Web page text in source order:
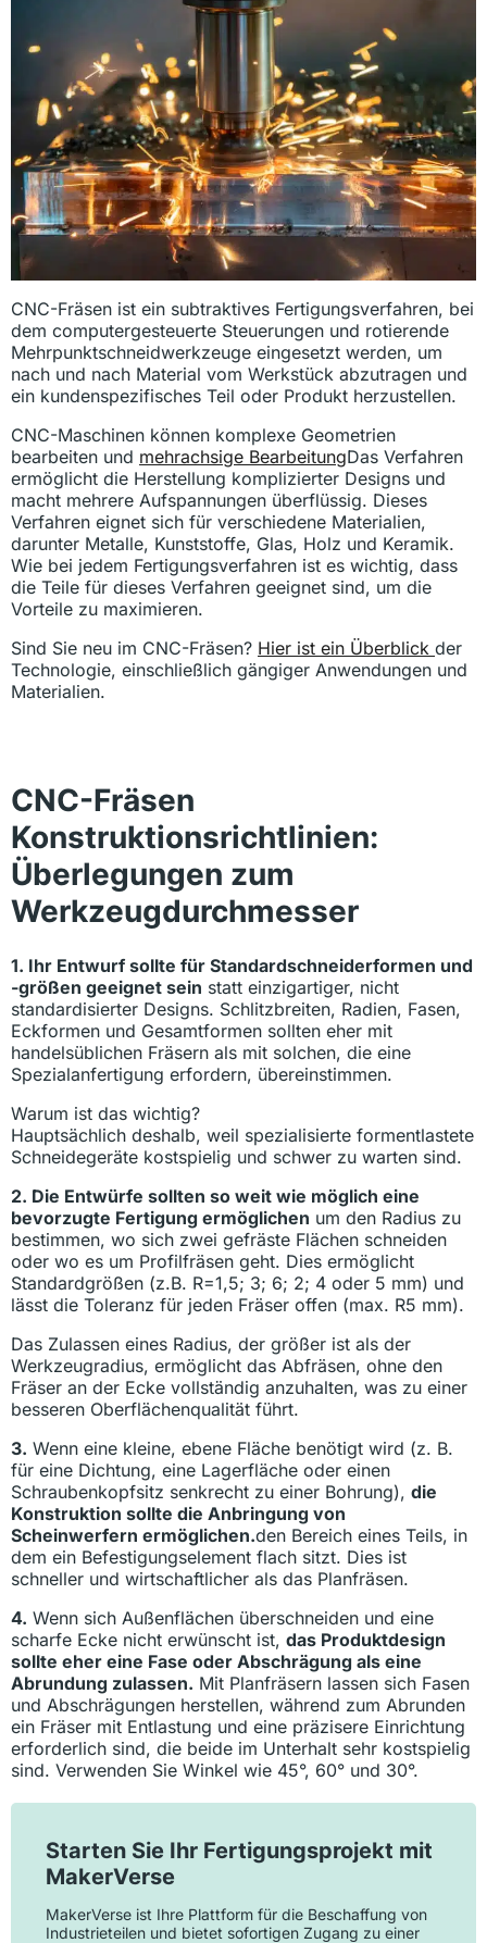
CNC-Fräsen ist ein subtraktives Fertigungsverfahren, bei
dem computergesteuerte Steuerungen und rotierende
Mehrpunktschneidwerkzeuge eingesetzt werden, um
nach und nach Material vom Werkstück abzutragen und
ein kundenspezifisches Teil oder Produkt herzustellen.
CNC-Maschinen können komplexe Geometrien
bearbeiten und mehrachsige BearbeitungDas Verfahren
ermöglicht die Herstellung komplizierter Designs und
macht mehrere Aufspannungen überflüssig. Dieses
Verfahren eignet sich für verschiedene Materialien,
darunter Metalle, Kunststoffe, Glas, Holz und Keramik.
Wie bei jedem Fertigungsverfahren ist es wichtig, dass
die Teile für dieses Verfahren geeignet sind, um die
Vorteile zu maximieren.
Sind Sie neu im CNC-Fräsen? Hier ist ein Überblick der
Technologie, einschließlich gängiger Anwendungen und
Materialien.
CNC-Fräsen
Konstruktionsrichtlinien:
Überlegungen zum
Werkzeugdurchmesser
1. Ihr Entwurf sollte für Standardschneiderformen und
-größen geeignet sein statt einzigartiger, nicht
standardisierter Designs. Schlitzbreiten, Radien, Fasen,
Eckformen und Gesamtformen sollten eher mit
handelsüblichen Fräsern als mit solchen, die eine
Spezialanfertigung erfordern, übereinstimmen.
Warum ist das wichtig?
Hauptsächlich deshalb, weil spezialisierte formentlastete
Schneidegeräte kostspielig und schwer zu warten sind.
2. Die Entwürfe sollten so weit wie möglich eine
bevorzugte Fertigung ermöglichen um den Radius zu
bestimmen, wo sich zwei gefräste Flächen schneiden
oder wo es um Profilfräsen geht. Dies ermöglicht
Standardgrößen (z.B. R=1,5; 3; 6; 2; 4 oder 5 mm) und
lässt die Toleranz für jeden Fräser offen (max. R5 mm).
Das Zulassen eines Radius, der größer ist als der
Werkzeugradius, ermöglicht das Abfräsen, ohne den
Fräser an der Ecke vollständig anzuhalten, was zu einer
besseren Oberflächenqualität führt.
3. Wenn eine kleine, ebene Fläche benötigt wird (z. B.
für eine Dichtung, eine Lagerfläche oder einen
Schraubenkopfsitz senkrecht zu einer Bohrung), die
Konstruktion sollte die Anbringung von
Scheinwerfern ermöglichen.den Bereich eines Teils, in
dem ein Befestigungselement flach sitzt. Dies ist
schneller und wirtschaftlicher als das Planfräsen.
4. Wenn sich Außenflächen überschneiden und eine
scharfe Ecke nicht erwünscht ist, das Produktdesign
sollte eher eine Fase oder Abschrägung als eine
Abrundung zulassen. Mit Planfräsern lassen sich Fasen
und Abschrägungen herstellen, während zum Abrunden
ein Fräser mit Entlastung und eine präzisere Einrichtung
erforderlich sind, die beide im Unterhalt sehr kostspielig
sind. Verwenden Sie Winkel wie 45°, 60° und 30°.
Starten Sie Ihr Fertigungsprojekt mit
MakerVerse
MakerVerse ist Ihre Plattform für die Beschaffung von
Industrieteilen und bietet sofortigen Zugang zu einer